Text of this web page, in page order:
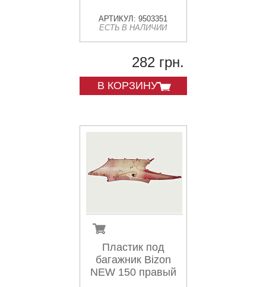
АРТИКУЛ: 9503351
ЕСТЬ В НАЛИЧИИ
282 грн.
В КОРЗИНУ
Пластик под
багажник Bizon
NEW 150 правый